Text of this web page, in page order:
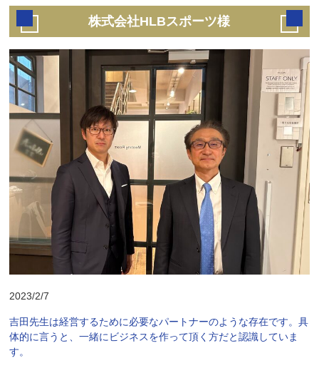
株式会社HLBスポーツ様
2023/2/7
吉田先生は経営するために必要なパートナーのような存在です。具
体的に言うと、一緒にビジネスを作って頂く方だと認識していま
す。